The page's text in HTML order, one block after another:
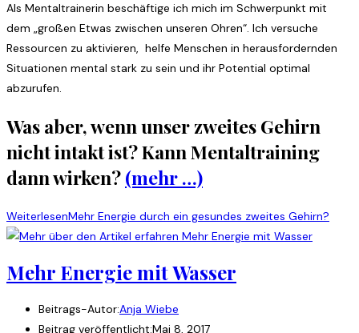
Als Mentaltrainerin beschäftige ich mich im Schwerpunkt mit
dem „großen Etwas zwischen unseren Ohren“. Ich versuche
Ressourcen zu aktivieren, helfe Menschen in herausfordernden
Situationen mental stark zu sein und ihr Potential optimal
abzurufen.
Was aber, wenn unser zweites Gehirn
nicht intakt ist? Kann Mentaltraining
dann wirken?(mehr …)
WeiterlesenMehr Energie durch ein gesundes zweites Gehirn?
Mehr Energie mit Wasser
Beitrags-Autor:Anja Wiebe
Beitrag veröffentlicht:Mai 8, 2017